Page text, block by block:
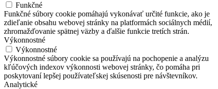
Funkčné
Funkčné súbory cookie pomáhajú vykonávať určité funkcie, ako je
zdieľanie obsahu webovej stránky na platformách sociálnych médií,
zhromažďovanie spätnej väzby a ďalšie funkcie tretích strán.
Výkonnostné
Výkonnostné
Výkonnostné súbory cookie sa používajú na pochopenie a analýzu
kľúčových indexov výkonnosti webovej stránky, čo pomáha pri
poskytovaní lepšej používateľskej skúsenosti pre návštevníkov.
Analytické